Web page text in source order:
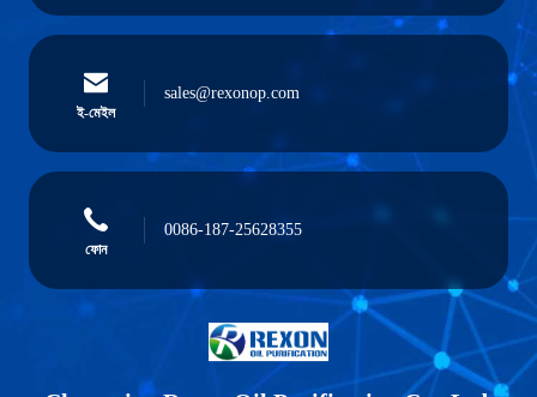
ই-মেইল
sales@rexonop.com
ফোন
0086-187-25628355